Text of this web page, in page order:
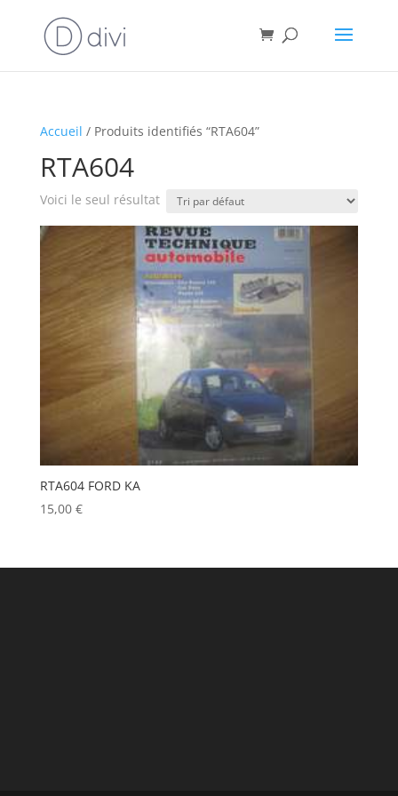
Accueil / Produits identifiés “RTA604”
RTA604
Voici le seul résultat
RTA604 FORD KA
15,00 €